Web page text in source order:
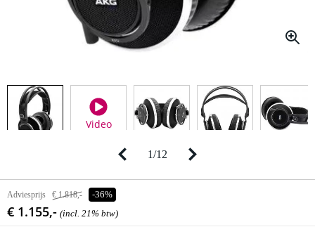
Video
1/12
Adviesprijs € 1.818,- -36%
€ 1.155,- (incl. 21% btw)